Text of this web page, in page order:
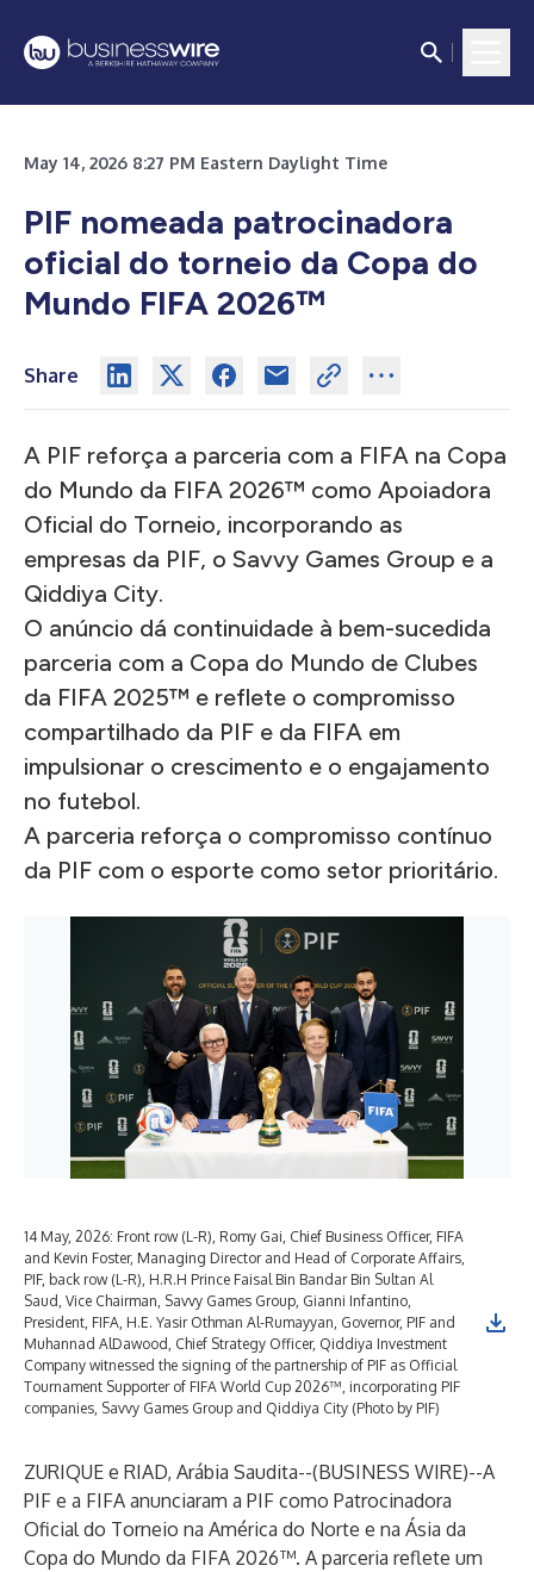
May 14, 2026 8:27 PM Eastern Daylight Time
PIF nomeada patrocinadora
oficial do torneio da Copa do
Mundo FIFA 2026™
Share
A PIF reforça a parceria com a FIFA na Copa
do Mundo da FIFA 2026™ como Apoiadora
Oficial do Torneio, incorporando as
empresas da PIF, o Savvy Games Group e a
Qiddiya City.
O anúncio dá continuidade à bem-sucedida
parceria com a Copa do Mundo de Clubes
da FIFA 2025™ e reflete o compromisso
compartilhado da PIF e da FIFA em
impulsionar o crescimento e o engajamento
no futebol.
A parceria reforça o compromisso contínuo
da PIF com o esporte como setor prioritário.
14 May, 2026: Front row (L-R), Romy Gai, Chief Business Officer, FIFA
and Kevin Foster, Managing Director and Head of Corporate Affairs,
PIF, back row (L-R), H.R.H Prince Faisal Bin Bandar Bin Sultan Al
Saud, Vice Chairman, Savvy Games Group, Gianni Infantino,
President, FIFA, H.E. Yasir Othman Al-Rumayyan, Governor, PIF and
Muhannad AlDawood, Chief Strategy Officer, Qiddiya Investment
Company witnessed the signing of the partnership of PIF as Official
Tournament Supporter of FIFA World Cup 2026™, incorporating PIF
companies, Savvy Games Group and Qiddiya City (Photo by PIF)
ZURIQUE e RIAD, Arábia Saudita--(BUSINESS WIRE)--A
PIF e a FIFA anunciaram a PIF como Patrocinadora
Oficial do Torneio na América do Norte e na Ásia da
Copa do Mundo da FIFA 2026™. A parceria reflete um